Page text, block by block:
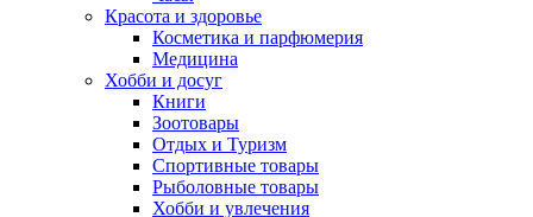
Красота и здоровье
Косметика и парфюмерия
Медицина
Хобби и досуг
Книги
Зоотовары
Отдых и Туризм
Спортивные товары
Рыболовные товары
Хобби и увлечения